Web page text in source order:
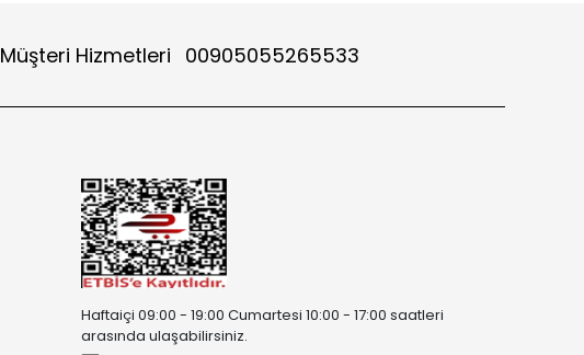
Müşteri Hizmetleri 00905055265533
Haftaiçi 09:00 - 19:00 Cumartesi 10:00 - 17:00 saatleri
arasında ulaşabilirsiniz.